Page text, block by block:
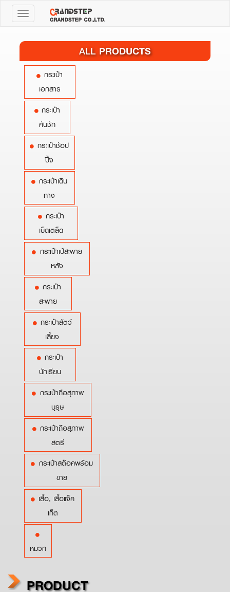
Toggle
ALL PRODUCTS
กระเป๋า
เอกสาร
กระเป๋า
คันชัก
กระเป๋าช้อป
ปิ้ง
กระเป๋าเดิน
ทาง
กระเป๋า
เบ็ดเตล็ด
กระเป๋าเป้สะพาย
หลัง
กระเป๋า
สะพาย
กระเป๋าสัตว์
เลี้ยง
กระเป๋า
นักเรียน
กระเป๋าถือสุภาพ
บุรุษ
กระเป๋าถือสุภาพ
สตรี
กระเป๋าสต๊อคพร้อม
ขาย
เสื้อ, เสื้อแจ็ค
เก็ต
หมวก
PRODUCT